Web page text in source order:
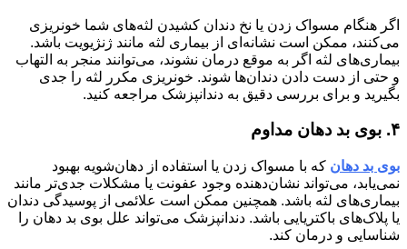
اگر هنگام مسواک زدن یا نخ دندان کشیدن لثه‌های شما خونریزی
می‌کنند، ممکن است نشانه‌ای از بیماری لثه مانند ژنژیویت باشد.
بیماری‌های لثه اگر به موقع درمان نشوند، می‌توانند منجر به التهاب
و حتی از دست دادن دندان‌ها شوند. خونریزی مکرر لثه را جدی
بگیرید و برای بررسی دقیق به دندانپزشک مراجعه کنید.
۴. بوی بد دهان مداوم
بوی بد دهان که با مسواک زدن یا استفاده از دهان‌شویه بهبود
نمی‌یابد، می‌تواند نشان‌دهنده وجود عفونت یا مشکلات جدی‌تر مانند
بیماری‌های لثه باشد. همچنین ممکن است علائمی از پوسیدگی دندان
یا پلاک‌های باکتریایی باشد. دندانپزشک می‌تواند علل بوی بد دهان را
شناسایی و درمان کند.